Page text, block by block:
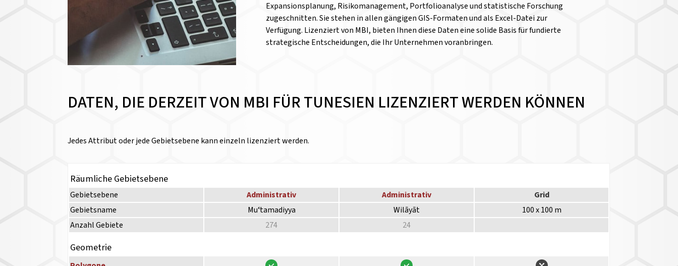
Expansionsplanung, Risikomanagement, Portfolioanalyse und statistische Forschung
zugeschnitten. Sie stehen in allen gängigen GIS-Formaten und als Excel-Datei zur
Verfügung. Lizenziert von MBI, bieten Ihnen diese Daten eine solide Basis für fundierte
strategische Entscheidungen, die Ihr Unternehmen voranbringen.
DATEN, DIE DERZEIT VON MBI FÜR TUNESIEN LIZENZIERT WERDEN KÖNNEN
Jedes Attribut oder jede Gebietsebene kann einzeln lizenziert werden.
Räumliche Gebietsebene
Gebietsebene Administrativ Administrativ
Grid
Gebietsname
Muʿtamadiyya Wilāyāt
100 x 100 m
Anzahl Gebiete
274 24
Geometrie